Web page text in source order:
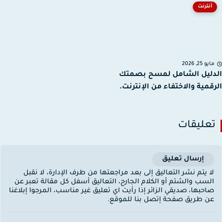
أنترنت
25, 2026
الشامل لمسح بصمتك
والاختفاء من الإنترنت.
إرسال تعليق
يتم نشر التعاليق إلى بعد مراجعتها من طرف الإدارة، لا نقبل
والشتم أو الكلام الجارح، التعاليق أسفل كل مقالة تعبر عن
صديقي الزائر إذا رأيت اي تعليق غير مناسب، المرجوا إبلاغنا
طريق صفحة إتصل بنا للموقع.